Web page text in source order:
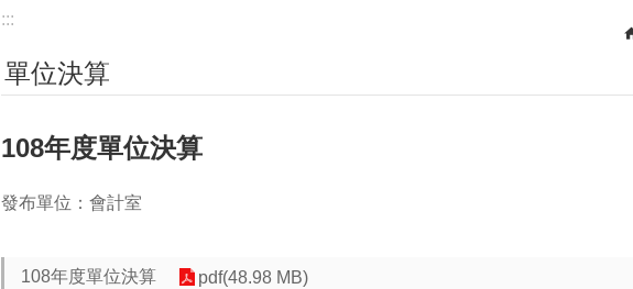
:::
單位決算
108年度單位決算
發布單位：會計室
108年度單位決算 pdf(48.98 MB)